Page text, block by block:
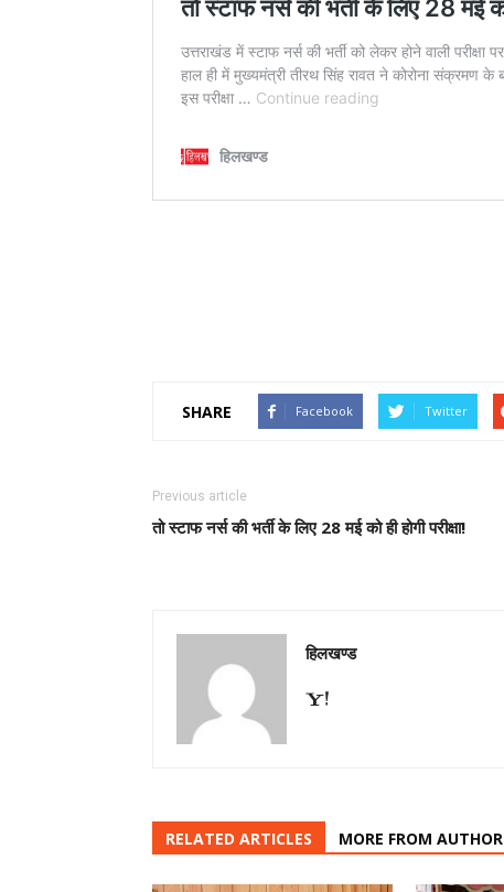
SHARE Facebook Twitter
Previous article
तो स्टाफ नर्स की भर्ती के लिए 28 मई को ही होगी परीक्षा!
हिलखण्ड
RELATED ARTICLES MORE FROM AUTHOR